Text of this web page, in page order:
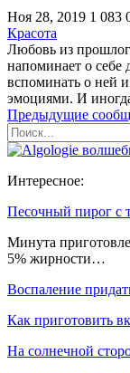
Ноя 28, 2019 1 083
Красота
Любовь из
напоминает о себе
вспоминать о ней
эмоциями. И
Предыдущие
Интересное:
Песочный пирог с
Минута
5% жирности…
Воспаление
Как приготовить
На солнечной